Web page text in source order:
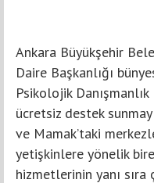
Ankara Büyükşehir
Daire Başkanlığı
Psikolojik
ücretsiz destek
ve Mamak’taki
yetişkinlere yönelik
hizmetlerinin yanı sıra